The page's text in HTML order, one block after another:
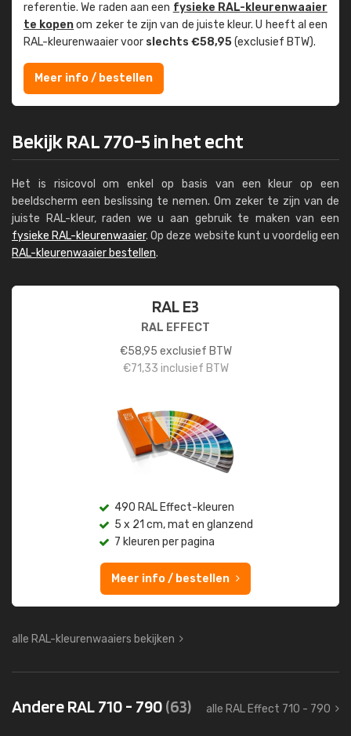
referentie. We raden aan een fysieke RAL-kleuren­waaier
te kopenom zeker te zijn van de juiste kleur. U heeft al een
RAL-kleuren­waaier voor slechts €58,95(exclusief BTW).
Meer info / bestellen
Bekijk RAL 770-5 in het echt
Het is risicovol om enkel op basis van een kleur op een
beeldscherm een beslissing te nemen. Om zeker te zijn van de
juiste RAL-kleur, raden we u aan gebruik te maken van een
fysieke RAL-kleurenwaaier. Op deze website kunt u voordelig een
RAL-kleurenwaaier bestellen.
RAL E3
RAL EFFECT
€58,95 exclusief BTW
€71,33 inclusief BTW
490 RAL Effect-kleuren
5 x 21 cm, mat en glanzend
7 kleuren per pagina
Meer info / bestellen
alle RAL-kleurenwaaiers bekijken
Andere RAL 710 - 790(63) alle RAL Effect 710 - 790